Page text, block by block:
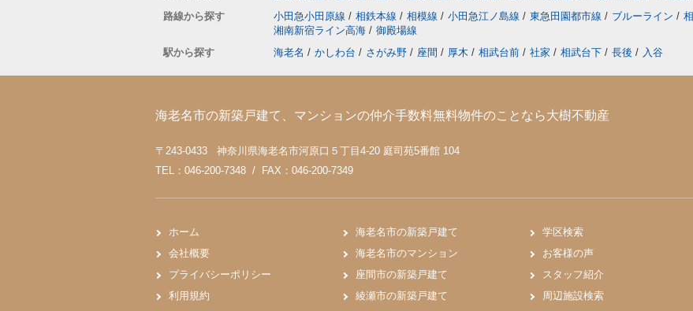
路線から探す
小田急小田原線 / 相鉄本線 / 相模線 / 小田急江ノ島線 / 東急田園都市線 / ブルーライン /
湘南新宿ライン高海 / 御殿場線
駅から探す
海老名 / かしわ台 / さがみ野 / 座間 / 厚木 / 相武台前 / 社家 / 相武台下 / 長後 / 入谷
海老名市の新築戸建て、マンションの仲介手数料無料物件のことなら大樹不動産
〒243-0433 神奈川県海老名市河原口５丁目4-20 庭司苑5番館 104
TEL：046-200-7348 / FAX：046-200-7349
ホーム
会社概要
プライバシーポリシー
利用規約
海老名市の新築戸建て
海老名市のマンション
座間市の新築戸建て
綾瀬市の新築戸建て
学区検索
お客様の声
スタッフ紹介
周辺施設検索